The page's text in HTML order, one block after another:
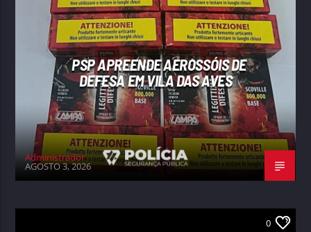
PSP APREENDE AEROSSÓIS DE
DEFESA EM VILA DAS AVES
Administrador
AGOSTO 3, 2026
0